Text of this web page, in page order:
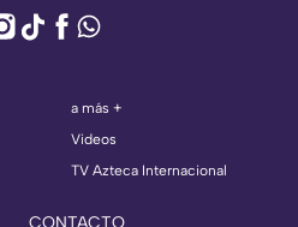
a más +
Videos
TV Azteca Internacional
CONTACTO